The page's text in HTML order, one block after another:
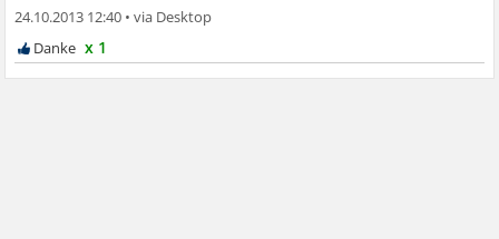
24.10.2013 12:40 •
x 1